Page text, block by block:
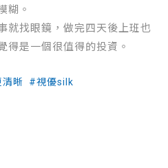
糊。
就找眼鏡，做完四天後上班也
得是一個很值得的投資。
清晰 #視優silk